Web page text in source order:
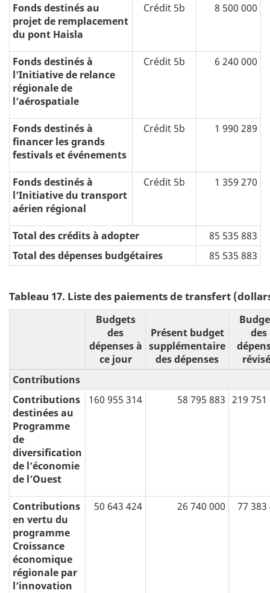
Fonds destinés au
projet de remplacement
du pont Haisla
Crédit 5b 8 500 000
Fonds destinés à
l’Initiative de relance
régionale de
l’aérospatiale
Crédit 5b 6 240 000
Fonds destinés à
financer les grands
festivals et événements
Crédit 5b 1 990 289
Fonds destinés à
l’Initiative du transport
aérien régional
Crédit 5b 1 359 270
Total des crédits à adopter
85 535 883
Total des dépenses budgétaires
85 535 883
Tableau 17. Liste des paiements de transfert
Budgets
des
dépenses à
ce jour
Présent budget
supplémentaire
des dépenses
des
Contributions
Contributions
destinées au
Programme
de
diversification
de l’économie
de l’Ouest
160 955 314 58 795 883 219 751
Contributions
en vertu du
programme
Croissance
économique
régionale par
l’innovation
50 643 424 26 740 000 77 383